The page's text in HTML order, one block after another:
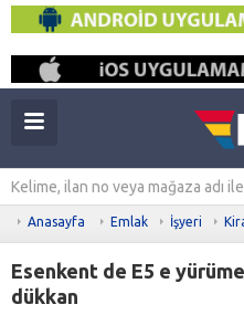
Anasayfa Emlak İşyeri
Esenkent de E5 e
dükkan